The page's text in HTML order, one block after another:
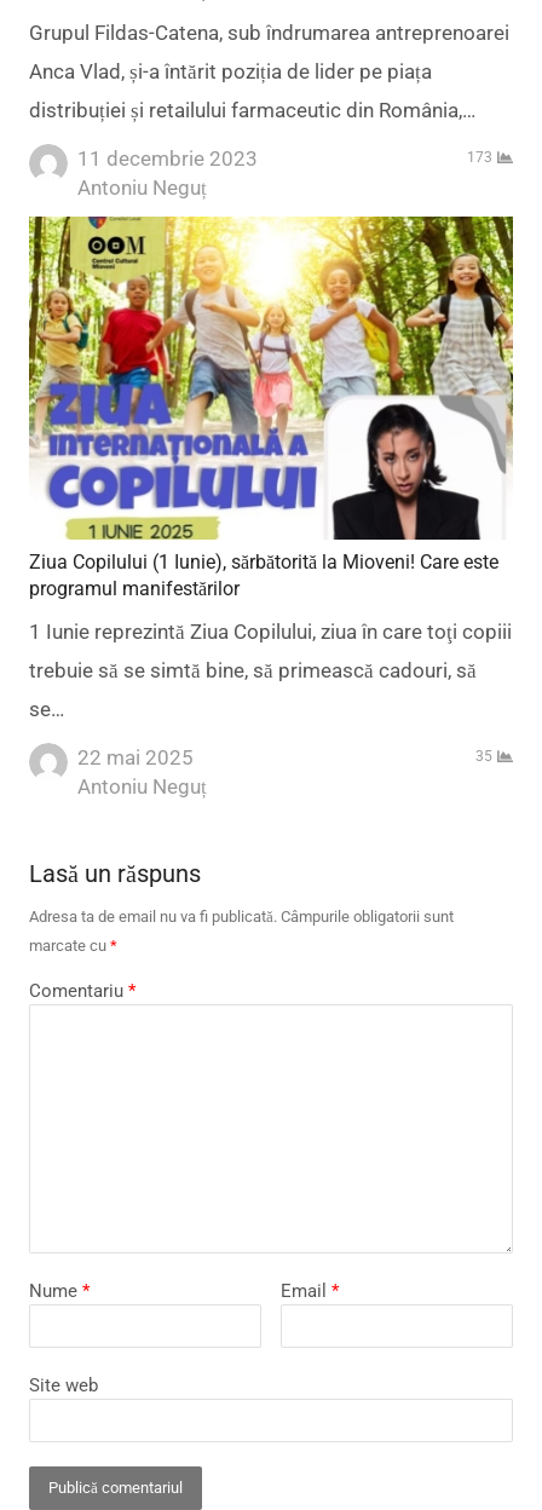
Grupul Fildas-Catena, sub îndrumarea antreprenoarei
Anca Vlad, și-a întărit poziția de lider pe piața
distribuției și retailului farmaceutic din România,…
11 decembrie 2023
Author
Antoniu Neguț
173
Ziua Copilului (1 Iunie), sărbătorită la Mioveni! Care este
programul manifestărilor
1 Iunie reprezintă Ziua Copilului, ziua în care toţi copiii
trebuie să se simtă bine, să primească cadouri, să
se…
22 mai 2025
Author
Antoniu Neguț
35
Lasă un răspuns
Adresa ta de email nu va fi publicată. Câmpurile obligatorii sunt
marcate cu *
Comentariu *
Nume * Email *
Site web